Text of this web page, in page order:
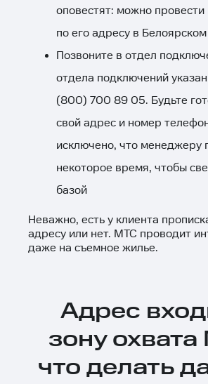
оповестят: можно
по его адресу в
Позвоните в отдел
отдела подключений
(800) 700 89 05. Будьте
свой адрес и номер
исключено, что менеджеру
некоторое время, чтобы
базой
Неважно, есть у клиента
адресу или нет. МТС проводит
даже на съемное жилье.
Адрес
зону
что делать